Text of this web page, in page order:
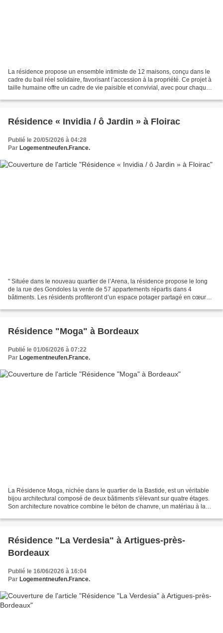
La résidence propose un ensemble intimiste de 12 maisons, conçu dans le
cadre du bail réel solidaire, favorisant l’accession à la propriété. Ce projet à
taille humaine offre un cadre de vie paisible et convivial, avec pour chaque
Résidence « Invidia / ô Jardin » à Floirac
Publié le 20/05/2026 à 04:28
Par Logementneufen.France.
" Située dans le nouveau quartier de l’Arena, la résidence propose le long
de la rue des Gondoles la vente de 57 appartements répartis dans 4
bâtiments. Les résidents profiteront d’un espace potager partagé en cœur
Résidence "Moga" à Bordeaux
Publié le 01/06/2026 à 07:22
Par Logementneufen.France.
La Résidence Moga, nichée dans le quartier de la Bastide, est un véritable
bijou architectural composé de deux bâtiments s'élevant sur quatre étages.
Son architecture novatrice combine le béton de chanvre, un matériau à la
Résidence "La Verdesia" à Artigues-près-
Bordeaux
Publié le 16/06/2026 à 16:04
Par Logementneufen.France.